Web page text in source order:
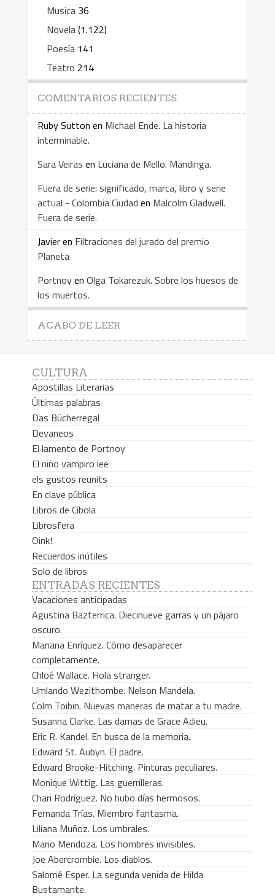
Musica 36
Novela(1.122)
Poesía 141
Teatro 214
COMENTARIOS RECIENTES
Ruby Sutton en Michael Ende. La historia
interminable.
Sara Veiras en Luciana de Mello. Mandinga.
Fuera de serie: significado, marca, libro y serie
actual - Colombia Ciudad en Malcolm Gladwell.
Fuera de serie.
Javieren Filtraciones del jurado del premio
Planeta
Portnoyen Olga Tokarezuk. Sobre los huesos de
los muertos.
ACABO DE LEER
CULTURA
Apostillas Literarias
Últimas palabras
Das Bücherregal
Devaneos
El lamento de Portnoy
El niño vampiro lee
els gustos reunits
En clave pública
Libros de Cíbola
Librosfera
Oink!
Recuerdos inútiles
Solo de libros
ENTRADAS RECIENTES
Vacaciones anticipadas
Agustina Bazterrica. Diecinueve garras y un pájaro
oscuro.
Mariana Enríquez. Cómo desaparecer
completamente.
Chloé Wallace. Hola stranger.
Umlando Wezithombe. Nelson Mandela.
Colm Toibin. Nuevas maneras de matar a tu madre.
Susanna Clarke. Las damas de Grace Adieu.
Eric R. Kandel. En busca de la memoria.
Edward St. Aubyn. El padre.
Edward Brooke-Hitching. Pinturas peculiares.
Monique Wittig. Las guerrilleras.
Chari Rodríguez. No hubo días hermosos.
Fernanda Trías. Miembro fantasma.
Liliana Muñoz. Los umbrales.
Mario Mendoza. Los hombres invisibles.
Joe Abercrombie. Los diablos.
Salomé Esper. La segunda venida de Hilda
Bustamante.